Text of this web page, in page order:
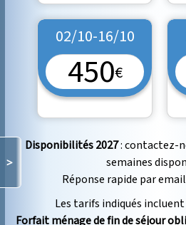
>
02/10-16/10
450€
Disponibilités 2027: contactez-
semaines
Réponse rapide par
Les tarifs indiqués
Forfait ménage de fin de séjour